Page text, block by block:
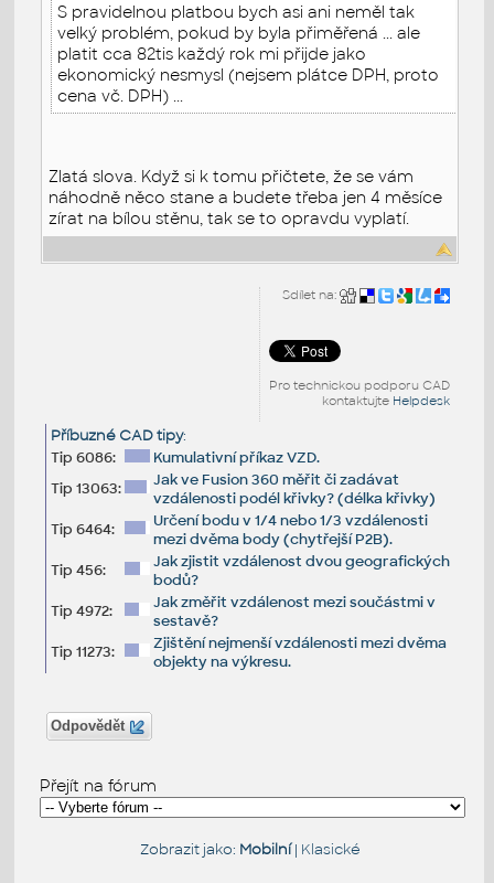
S pravidelnou platbou bych asi ani neměl tak
velký problém, pokud by byla přiměřená ... ale
platit cca 82tis každý rok mi přijde jako
ekonomický nesmysl (nejsem plátce DPH, proto
cena vč. DPH) ...
Zlatá slova. Když si k tomu přičtete, že se vám
náhodně něco stane a budete třeba jen 4 měsíce
zírat na bílou stěnu, tak se to opravdu vyplatí.
Sdílet na:
Pro technickou podporu CAD
kontaktujte Helpdesk
Příbuzné CAD tipy:
Tip 6086:
Kumulativní příkaz VZD.
Tip 13063:
Jak ve Fusion 360 měřit či zadávat
vzdálenosti podél křivky? (délka křivky)
Tip 6464:
Určení bodu v 1/4 nebo 1/3 vzdálenosti
mezi dvěma body (chytřejší P2B).
Tip 456:
Jak zjistit vzdálenost dvou geografických
bodů?
Tip 4972:
Jak změřit vzdálenost mezi součástmi v
sestavě?
Tip 11273:
Zjištění nejmenší vzdálenosti mezi dvěma
objekty na výkresu.
Odpovědět
Přejít na fórum
Zobrazit jako: Mobilní| Klasické